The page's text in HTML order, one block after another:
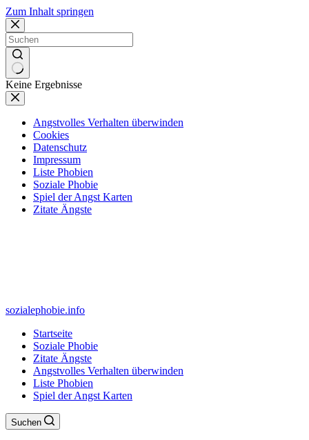
Zum Inhalt springen
Keine Ergebnisse
Angstvolles Verhalten überwinden
Cookies
Datenschutz
Impressum
Liste Phobien
Soziale Phobie
Spiel der Angst Karten
Zitate Ängste
sozialephobie.info
Startseite
Soziale Phobie
Zitate Ängste
Angstvolles Verhalten überwinden
Liste Phobien
Spiel der Angst Karten
Suchen